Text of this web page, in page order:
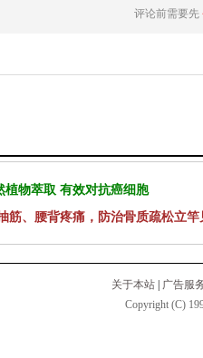
评论前需要先
物萃取 有效对抗癌细胞
筋、腰背疼痛，防治骨质疏松立竿
关于本站
广告服
Copyright (C)